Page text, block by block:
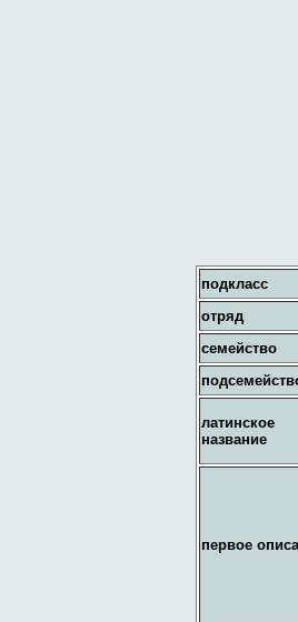
подкласс
отряд
семейство
латинское
название
первое